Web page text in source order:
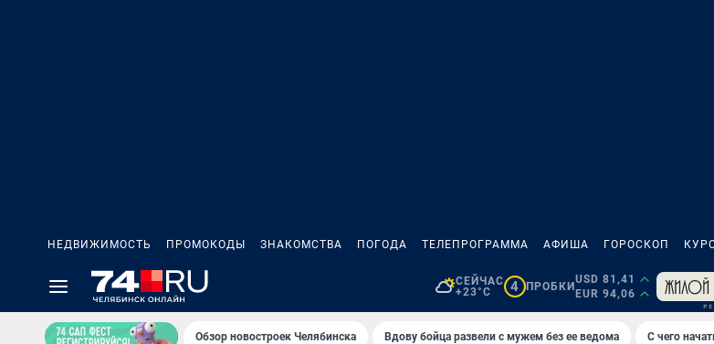
НЕДВИЖИМОСТЬ ПРОМОКОДЫ ЗНАКОМСТВА ПОГОДА ТЕЛЕПРОГРАММА АФИША ГОРОСКОП
СЕЙЧАС
+23°C
4 ПРОБКИ
USD 81,41
EUR 94,06
Обзор новостроек Челябинска Вдову бойца развели с мужем без ее ведома С чего